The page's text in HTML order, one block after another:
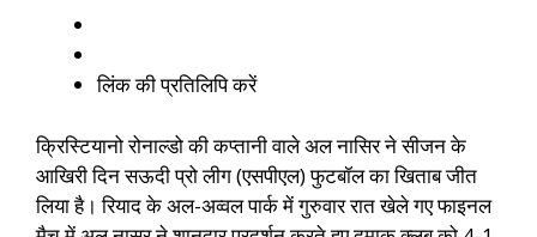
लिंक की प्रतिलिपि करें
क्रिस्टियानो रोनाल्डो की कप्तानी वाले अल नासिर ने सीजन के
आखिरी दिन सऊदी प्रो लीग (एसपीएल) फुटबॉल का खिताब जीत
लिया है। रियाद के अल-अव्वल पार्क में गुरुवार रात खेले गए फाइनल